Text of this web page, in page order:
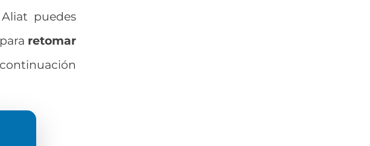
puedes
retomar